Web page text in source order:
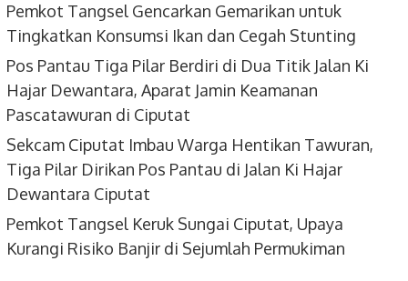
Pemkot Tangsel Gencarkan Gemarikan untuk
Tingkatkan Konsumsi Ikan dan Cegah Stunting
Pos Pantau Tiga Pilar Berdiri di Dua Titik Jalan Ki
Hajar Dewantara, Aparat Jamin Keamanan
Pascatawuran di Ciputat
Sekcam Ciputat Imbau Warga Hentikan Tawuran,
Tiga Pilar Dirikan Pos Pantau di Jalan Ki Hajar
Dewantara Ciputat
Pemkot Tangsel Keruk Sungai Ciputat, Upaya
Kurangi Risiko Banjir di Sejumlah Permukiman